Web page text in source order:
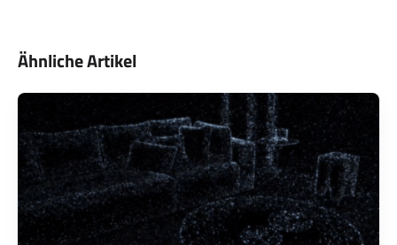
Ähnliche Artikel